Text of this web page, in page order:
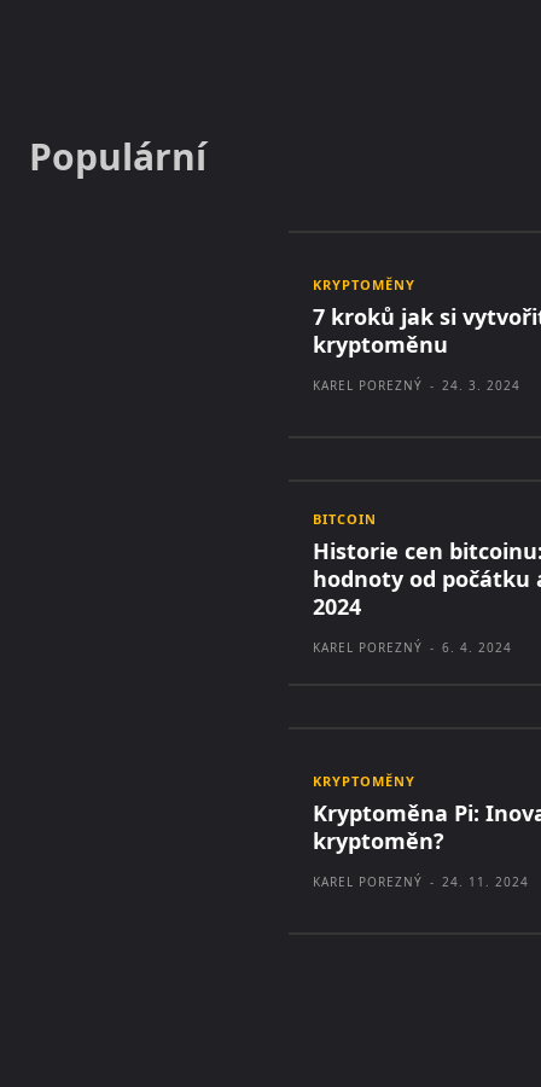
Populární
KRYPTOMĚNY
7 kroků jak si
kryptoměnu
KAREL POREZNÝ - 24. 3. 2024
BITCOIN
Historie cen
hodnoty od počátku
2024
KAREL POREZNÝ - 6. 4. 2024
KRYPTOMĚNY
Kryptoměna Pi:
kryptoměn?
KAREL POREZNÝ - 24. 11. 2024